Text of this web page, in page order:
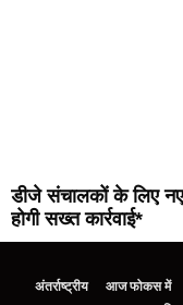
डीजे संचालकों के लिए नए
होगी सख्त कार्रवाई*
अंतर्राष्ट्रीय आज फोकस में